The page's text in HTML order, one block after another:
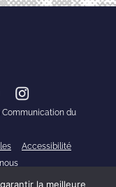
Communication du
Accessibilité
la meilleure